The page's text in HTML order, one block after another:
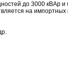
до 3000 кВАр
на